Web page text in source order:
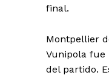
final.
Montpellier
Vunipola fue
del partido.